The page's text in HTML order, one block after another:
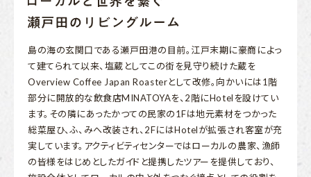
島の海の玄関口である瀬戸田港の目前。江戸末期に豪商によっ
て建てられて以来、塩蔵としてこの街を見守り続けた蔵を
Overview Coffee Japan Roasterとして改修。向かいには1階
部分に開放的な飲食店MINATOYAを、2階にHotelを設けてい
ます。その隣にあったかつての民家の1Fは地元素材をつかった
総菜屋ひ、ふ、みへ改装され、2FにはHotelが拡張され客室が充
実しています。アクティビティセンターではローカルの農家、漁師
の皆様をはじめとしたガイドと提携したツアーを提供しており、